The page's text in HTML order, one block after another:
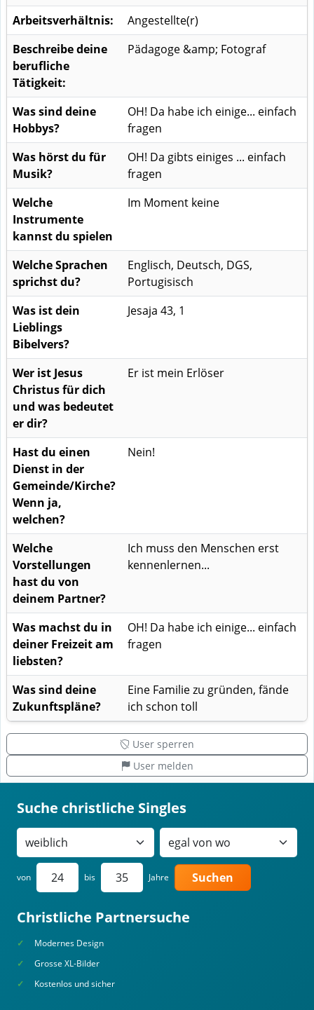
Arbeitsverhältnis:
Angestellte(r)
Beschreibe deine
berufliche
Tätigkeit:
Pädagoge &amp; Fotograf
Was sind deine
Hobbys?
OH! Da habe ich einige... einfach
fragen
Was hörst du für
Musik?
OH! Da gibts einiges ... einfach
fragen
Welche
Instrumente
kannst du spielen
Im Moment keine
Welche Sprachen
sprichst du?
Englisch, Deutsch, DGS,
Portugisisch
Was ist dein
Lieblings
Bibelvers?
Jesaja 43, 1
Wer ist Jesus
Christus für dich
und was bedeutet
er dir?
Er ist mein Erlöser
Hast du einen
Dienst in der
Gemeinde/Kirche?
Wenn ja,
welchen?
Nein!
Welche
Vorstellungen
hast du von
deinem Partner?
Ich muss den Menschen erst
kennenlernen...
Was machst du in
deiner Freizeit am
liebsten?
OH! Da habe ich einige... einfach
fragen
Was sind deine
Zukunftspläne?
Eine Familie zu gründen, fände
ich schon toll
User sperren
User melden
Suche christliche Singles
von bis Jahre Suchen
Christliche Partnersuche
Modernes Design
Grosse XL-Bilder
Kostenlos und sicher